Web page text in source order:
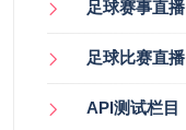
足球赛事直播
足球比赛直播
API测试栏目